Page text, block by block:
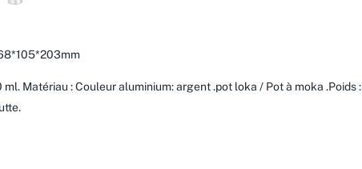
Matériau : Couleur aluminium: argent .pot loka / Pot à moka